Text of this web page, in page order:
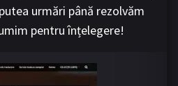
urmări până rezolvăm
pentru înțelegere!